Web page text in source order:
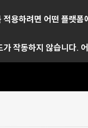
적용하려면 어떤 플랫
플랫폼에서만 사용하
가 작동하지 않습니다.
이미 사용되었거나 만